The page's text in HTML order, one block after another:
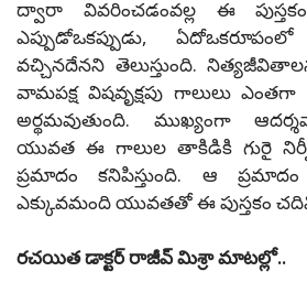
ద్వారా వివరించడంవల్ల ఈ
ఎప్పుడోఒకప్పుడు,
వచ్చినదేనని తెలుస్తుంది.
వామపక్ష విషవృక్షపు గాలులు
అర్థమవుతుంది. ముఖ్యంగా
యువత ఈ గాలుల తాకిడికి గురై
ప్రమాదం కనిపిస్తుంది. ఆ
ఎక్కువమంది యువతతో ఈ పుస్తకం
రచయిత డాక్టర్ రాజీవ్ మిశ్రా మాటల్లో..